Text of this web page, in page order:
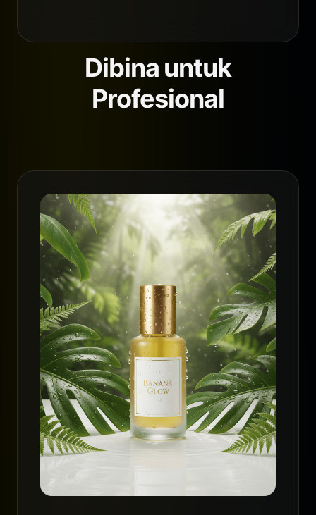
Dibina untuk
Profesional